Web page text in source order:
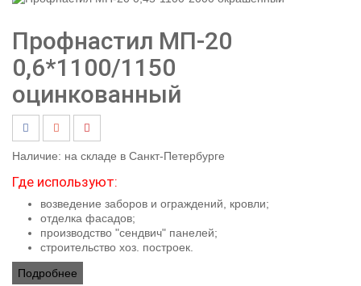
Профнастил МП-20
0,6*1100/1150
оцинкованный
Наличие: на складе в Санкт-Петербурге
Где используют:
возведение заборов и ограждений, кровли;
отделка фасадов;
производство "сендвич" панелей;
строительство хоз. построек.
Подробнее